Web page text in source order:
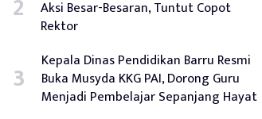
Aksi Besar-Besaran, Tuntut Copot
Rektor
Kepala Dinas Pendidikan Barru Resmi
Buka Musyda KKG PAI, Dorong Guru
Menjadi Pembelajar Sepanjang Hayat